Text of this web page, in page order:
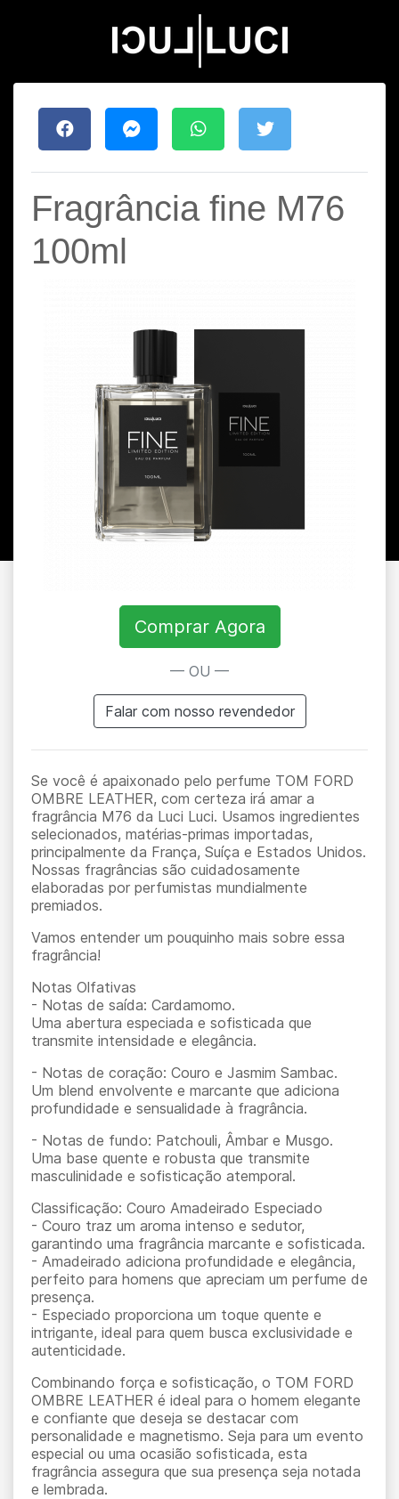
Fragrância fine M76
100ml
Comprar Agora
— OU —
Falar com nosso revendedor
Se você é apaixonado pelo perfume TOM FORD
OMBRE LEATHER, com certeza irá amar a
fragrância M76 da Luci Luci. Usamos ingredientes
selecionados, matérias-primas importadas,
principalmente da França, Suíça e Estados Unidos.
Nossas fragrâncias são cuidadosamente
elaboradas por perfumistas mundialmente
premiados.
Vamos entender um pouquinho mais sobre essa
fragrância!
Notas Olfativas
- Notas de saída: Cardamomo.
Uma abertura especiada e sofisticada que
transmite intensidade e elegância.
- Notas de coração: Couro e Jasmim Sambac.
Um blend envolvente e marcante que adiciona
profundidade e sensualidade à fragrância.
- Notas de fundo: Patchouli, Âmbar e Musgo.
Uma base quente e robusta que transmite
masculinidade e sofisticação atemporal.
Classificação: Couro Amadeirado Especiado
- Couro traz um aroma intenso e sedutor,
garantindo uma fragrância marcante e sofisticada.
- Amadeirado adiciona profundidade e elegância,
perfeito para homens que apreciam um perfume de
presença.
- Especiado proporciona um toque quente e
intrigante, ideal para quem busca exclusividade e
autenticidade.
Combinando força e sofisticação, o TOM FORD
OMBRE LEATHER é ideal para o homem elegante
e confiante que deseja se destacar com
personalidade e magnetismo. Seja para um evento
especial ou uma ocasião sofisticada, esta
fragrância assegura que sua presença seja notada
e lembrada.